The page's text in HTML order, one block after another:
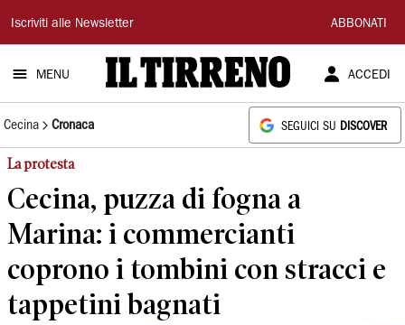
Il
Tirreno
Iscriviti alle Newsletter ABBONATI
MENU ACCEDI
Cecina Cronaca SEGUICI SU DISCOVER
La protesta
Cecina, puzza di fogna a
Marina: i commercianti
coprono i tombini con stracci e
tappetini bagnati